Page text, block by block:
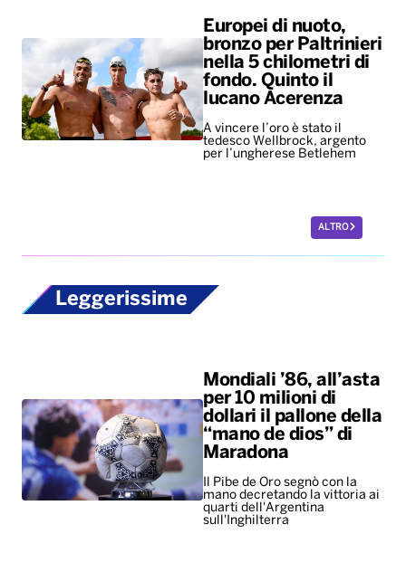
Europei di nuoto,
bronzo per Paltrinieri
nella 5 chilometri di
fondo. Quinto il
lucano Acerenza
A vincere l’oro è stato il
tedesco Wellbrock, argento
per l’ungherese Betlehem
ALTRO
Leggerissime
Mondiali ’86, all’asta
per 10 milioni di
dollari il pallone della
“mano de dios” di
Maradona
Il Pibe de Oro segnò con la
mano decretando la vittoria ai
quarti dell'Argentina
sull'Inghilterra